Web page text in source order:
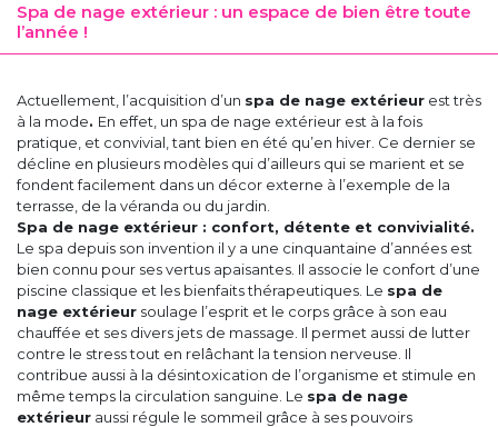
Spa de nage extérieur : un espace de bien être toute
l’année !
Actuellement, l’acquisition d’un spa de nage extérieur est très
à la mode. En effet, un spa de nage extérieur est à la fois
pratique, et convivial, tant bien en été qu’en hiver. Ce dernier se
décline en plusieurs modèles qui d’ailleurs qui se marient et se
fondent facilement dans un décor externe à l’exemple de la
terrasse, de la véranda ou du jardin.
Spa de nage extérieur : confort, détente et convivialité.
Le spa depuis son invention il y a une cinquantaine d’années est
bien connu pour ses vertus apaisantes. Il associe le confort d’une
piscine classique et les bienfaits thérapeutiques. Le spa de
nage extérieur soulage l’esprit et le corps grâce à son eau
chauffée et ses divers jets de massage. Il permet aussi de lutter
contre le stress tout en relâchant la tension nerveuse. Il
contribue aussi à la désintoxication de l’organisme et stimule en
même temps la circulation sanguine. Le spa de nage
extérieur aussi régule le sommeil grâce à ses pouvoirs